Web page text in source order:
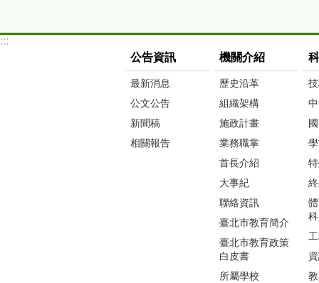
:::
公告資訊
最新消息
公文公告
新聞稿
相關報告
機關介紹
歷史沿革
組織架構
施政計畫
業務職掌
首長介紹
大事紀
聯絡資訊
臺北市教育簡介
臺北市教育政策
白皮書
所屬學校
科